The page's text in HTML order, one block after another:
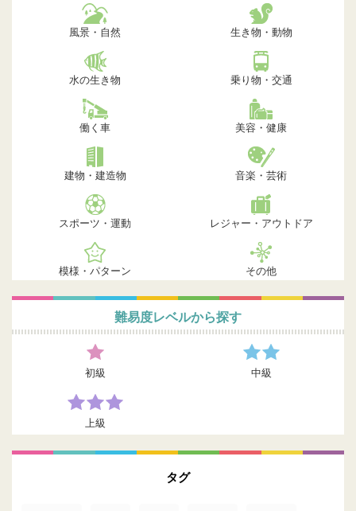
風景・自然 生き物・動物
水の生き物 乗り物・交通
働く車 美容・健康
建物・建造物 音楽・芸術
スポーツ・運動 レジャー・アウトドア
模様・パターン その他
難易度レベルから探す
初級 中級
上級
タグ